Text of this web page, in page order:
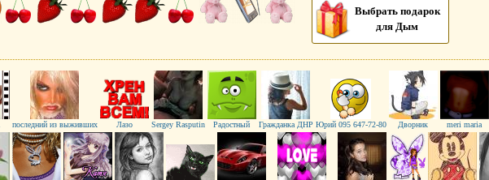
Выбрать подарок
для Дым
последний из выживших Лазо Sergey Rasputin Радостный Гражданка ДНР Юрий 095 647-72-80 Дворник meri maria